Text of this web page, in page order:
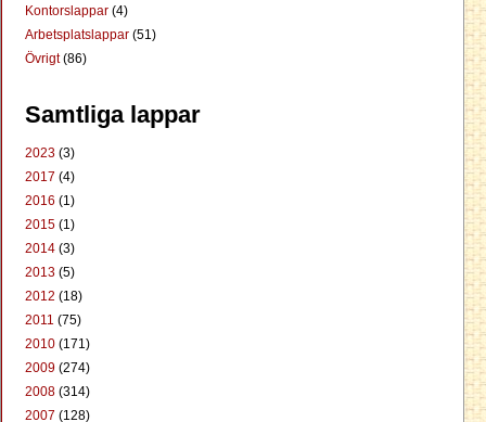
Kontorslappar (4)
Arbetsplatslappar (51)
Övrigt(86)
Samtliga lappar
2023 (3)
2017 (4)
2016 (1)
2015 (1)
2014 (3)
2013 (5)
2012 (18)
2011 (75)
2010 (171)
2009 (274)
2008 (314)
2007 (128)